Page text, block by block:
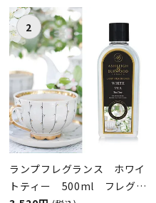
ランプフレグランス ホワイ
トティー 500ml フレグラ